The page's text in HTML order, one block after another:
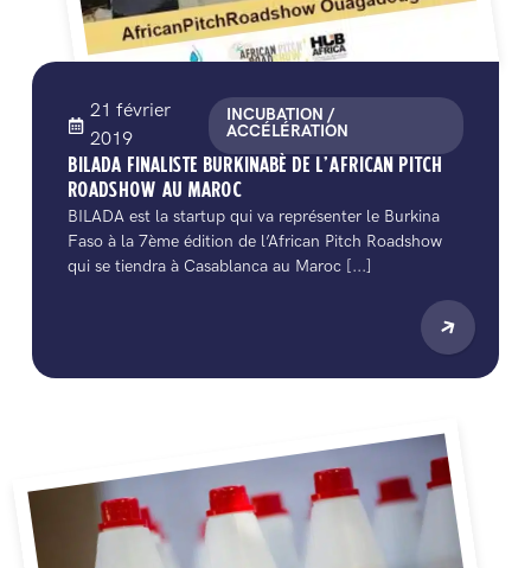
21 février
2019
INCUBATION /
ACCÉLÉRATION
BILADA FINALISTE BURKINABÈ DE L’AFRICAN PITCH
ROADSHOW AU MAROC
BILADA est la startup qui va représenter le Burkina
Faso à la 7ème édition de l’African Pitch Roadshow
qui se tiendra à Casablanca au Maroc [...]